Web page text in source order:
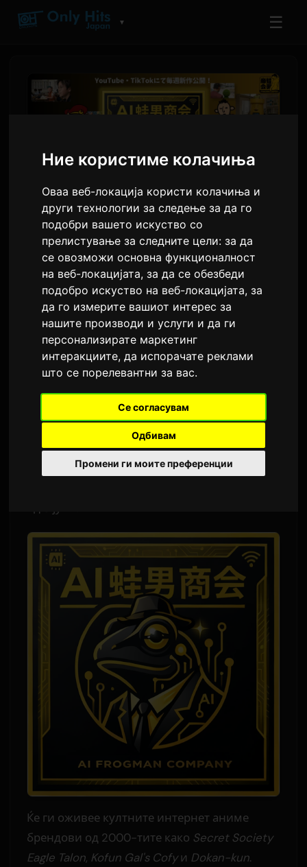
Ние користиме колачиња
Оваа веб-локација користи колачиња и
други технологии за следење за да го
подобри вашето искуство со
прелистување за следните цели:за да
се овозможи основна функционалност
на веб-локацијата,за да се обезбеди
подобро искуство на веб-локацијата,за
да го измерите вашиот интерес за
нашите производи и услуги и да ги
персонализирате маркетинг
интеракциите,да испорачате реклами
што се порелевантни за вас.
Се согласувам
Одбивам
Промени ги моите преференции
▼ ☰
FROGMAN ја лансира AI
бренд за оживување на
Flash аниме серии
ОдSam 4 јуни 2026
Преведено од англиски
2,509 прегледи
Kaeru Otoko Shokai (AI Frogman Shop), нов
бренд кој користи генеративна вештачка
интелигенција за оживување на класични
Flash аниме серии, со неделно објавување
Ќе ги оживее култните интернет аниме
брендови од 2000-тите како Secret Society
Eagle Talon, Kofun Gal's Cofyи Dokan-kun.